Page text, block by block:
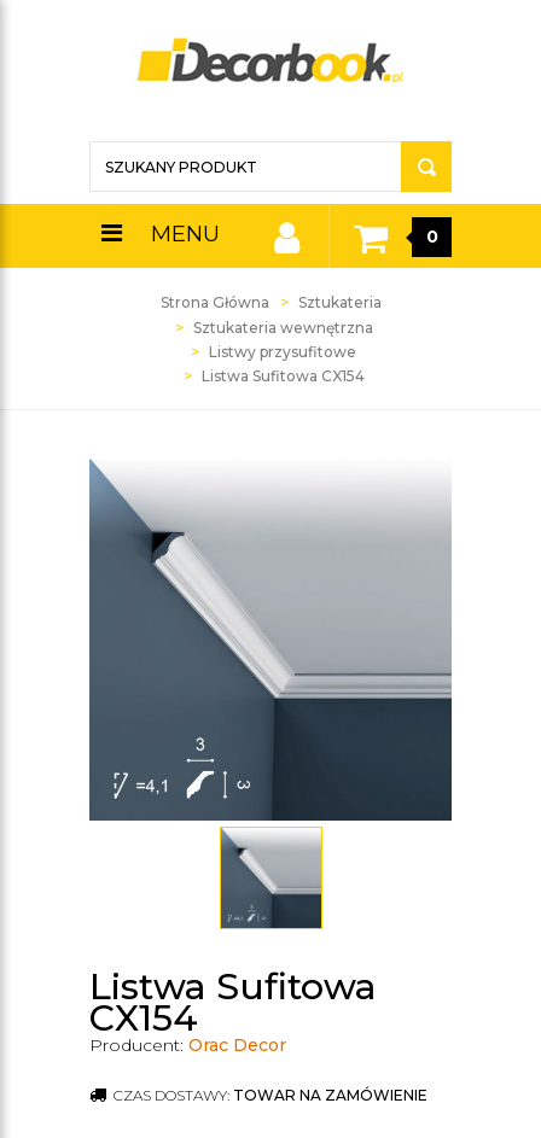
MENU 0
Strona Główna
Sztukateria
Sztukateria wewnętrzna
Listwy przysufitowe
Listwa Sufitowa CX154
Listwa Sufitowa
CX154
Producent: Orac Decor
CZAS DOSTAWY: TOWAR NA ZAMÓWIENIE